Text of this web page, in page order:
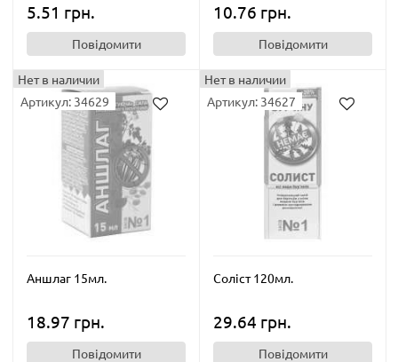
5.51 грн.
Повідомити
10.76 грн.
Повідомити
Нет в наличии
Артикул: 34629
Аншлаг 15мл.
18.97 грн.
Повідомити
Нет в наличии
Артикул: 34627
Соліст 120мл.
29.64 грн.
Повідомити